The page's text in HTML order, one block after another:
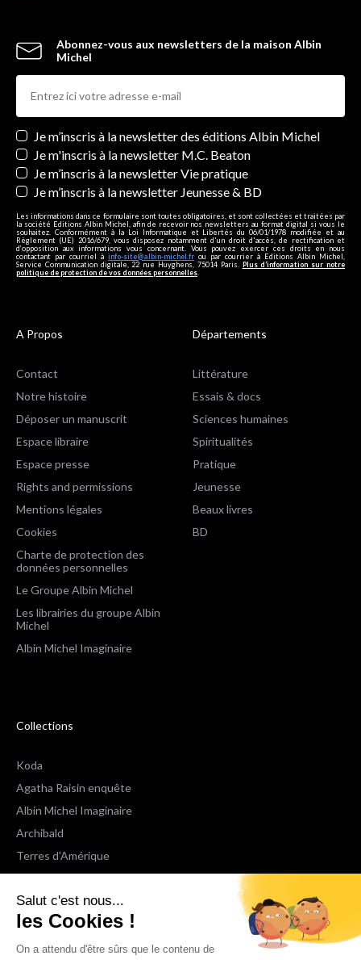
Salut c'est nous...
les Cookies !
On a attendu d'être sûrs que le contenu de
Abonnez-vous aux newsletters de la maison Albin
Michel
Newsletters
Je m’inscris à la newsletter des éditions Albin Michel
Je m'inscris à la newsletter M.C. Beaton
Je m’inscris à la newsletter Vie pratique
Je m’inscris à la newsletter Jeunesse & BD
Les informations dans ce formulaire sont toutes obligatoires, et sont collectées et traitées par
la société Editions Albin Michel, afin de recevoir nos newsletters au format digital si vous le
souhaitez. Conformément à la Loi Informatique et Libertés du 06/01/1978 modifiée et au
Règlement (UE) 2016/679, vous disposez notamment d'un droit d'accès, de rectification et
d’opposition aux informations vous concernant. Vous pouvez exercer ces droits en nous
contactant par courriel à info-site@albin-michel.fr ou par courrier à Editions Albin Michel,
Service Communication digitale, 22 rue Huyghens, 75014 Paris. Plus d’information sur notre
politique de protection de vos données personnelles
A Propos
Contact
Notre histoire
Déposer un manuscrit
Espace libraire
Espace presse
Rights and permissions
Mentions légales
Cookies
Charte de protection des
données personnelles
Le Groupe Albin Michel
Les librairies du groupe Albin
Michel
Albin Michel Imaginaire
Départements
Littérature
Essais & docs
Sciences humaines
Spiritualités
Pratique
Jeunesse
Beaux livres
BD
Collections
Koda
Agatha Raisin enquête
Albin Michel Imaginaire
Archibald
Terres d'Amérique
Espaces Libres Poche
NOX
Wiz
Voir toutes les collections